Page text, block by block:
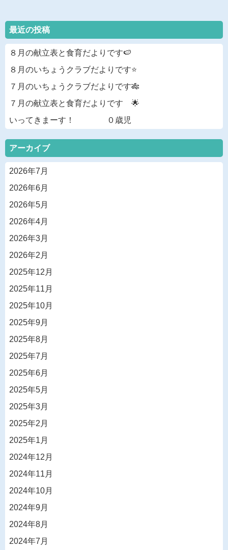
最近の投稿
８月の献立表と食育だよりです🍉
８月のいちょうクラブだよりです⭐
７月のいちょうクラブだよりです🎋
７月の献立表と食育だよりです 🌟
いってきまーす！ ０歳児
アーカイブ
2026年7月
2026年6月
2026年5月
2026年4月
2026年3月
2026年2月
2025年12月
2025年11月
2025年10月
2025年9月
2025年8月
2025年7月
2025年6月
2025年5月
2025年3月
2025年2月
2025年1月
2024年12月
2024年11月
2024年10月
2024年9月
2024年8月
2024年7月